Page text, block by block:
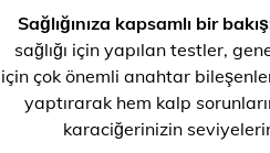
Sağlığınıza kapsamlı bir
sağlığı için yapılan testler,
için çok önemli anahtar
yaptırarak hem kalp
karaciğerinizin